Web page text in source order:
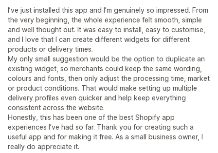
I’ve just installed this app and I’m genuinely so impressed. From
the very beginning, the whole experience felt smooth, simple
and well thought out. It was easy to install, easy to customise,
and I love that I can create different widgets for different
products or delivery times.
My only small suggestion would be the option to duplicate an
existing widget, so merchants could keep the same wording,
colours and fonts, then only adjust the processing time, market
or product conditions. That would make setting up multiple
delivery profiles even quicker and help keep everything
consistent across the website.
Honestly, this has been one of the best Shopify app
experiences I’ve had so far. Thank you for creating such a
useful app and for making it free. As a small business owner, I
really do appreciate it.